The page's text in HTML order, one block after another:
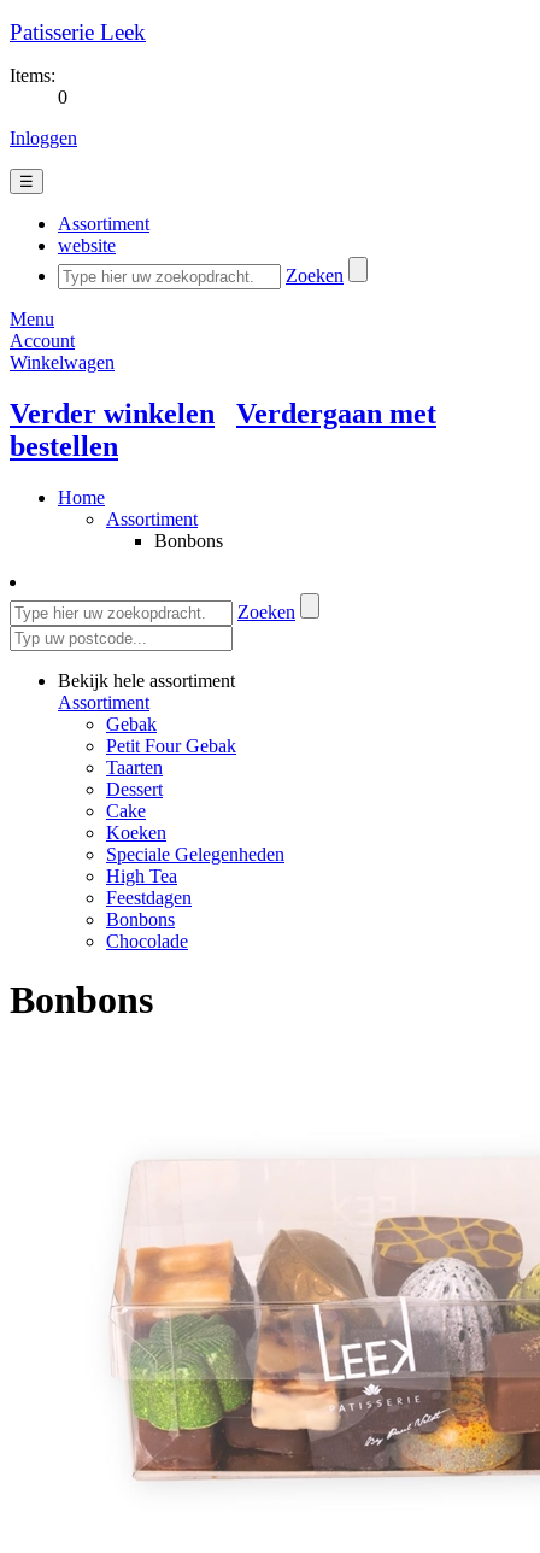
Patisserie Leek
Items:
0
Inloggen
☰
Assortiment
website
Zoeken
Menu
Account
Winkelwagen
Verder winkelen
Verdergaan met
bestellen
Home
Assortiment
Bonbons
Zoeken
Bekijk hele assortiment
Assortiment
Gebak
Petit Four Gebak
Taarten
Dessert
Cake
Koeken
Speciale Gelegenheden
High Tea
Feestdagen
Bonbons
Chocolade
Bonbons